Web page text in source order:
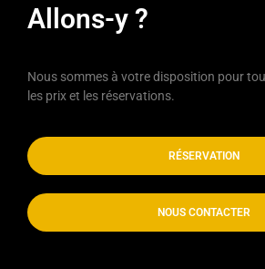
Allons-y ?
Nous sommes à votre disposition pour
les prix et les réservations.
RÉSERVATION
NOUS CONTACTER